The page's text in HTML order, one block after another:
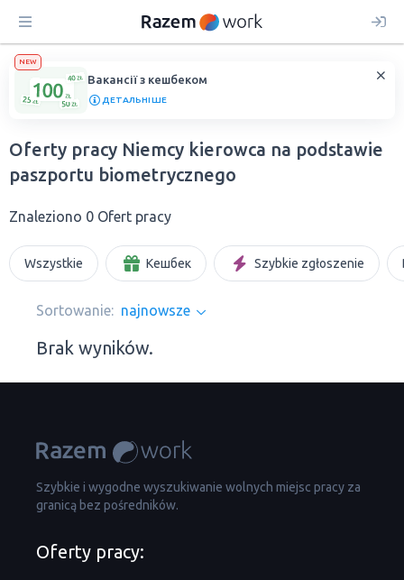
NEW
Вакансії з кешбеком
ДЕТАЛЬНІШЕ
Oferty pracy Niemcy kierowca na podstawie
paszportu biometrycznego
Znaleziono 0 Ofert pracy
Wszystkie Кешбек Szybkie zgłoszenie
Sortowanie: najnowsze
Brak wyników.
Szybkie i wygodne wyszukiwanie wolnych miejsc pracy za
granicą bez pośredników.
Oferty pracy: